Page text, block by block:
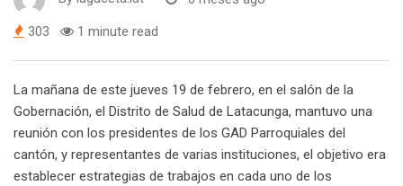
303 1 minute read
La mañana de este jueves 19 de febrero, en el salón de la
Gobernación, el Distrito de Salud de Latacunga, mantuvo una
reunión con los presidentes de los GAD Parroquiales del
cantón, y representantes de varias instituciones, el objetivo era
establecer estrategias de trabajos en cada uno de los